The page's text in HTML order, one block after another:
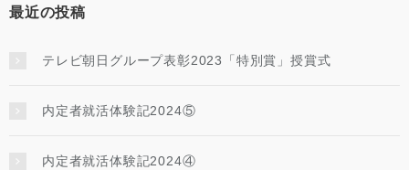
最近の投稿
テレビ朝日グループ表彰2023「特別賞」授賞式
内定者就活体験記2024⑤
内定者就活体験記2024④